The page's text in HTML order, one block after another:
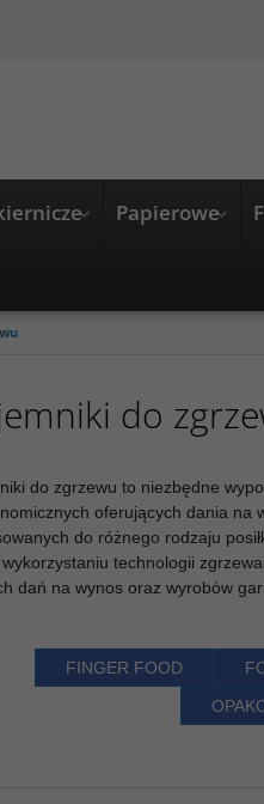
Papierowe
do
do zgrzewu to niezbędne
oferujących dania na
do różnego rodzaju
wykorzystaniu technologii
dań na wynos oraz wyrobów
FINGER FOOD